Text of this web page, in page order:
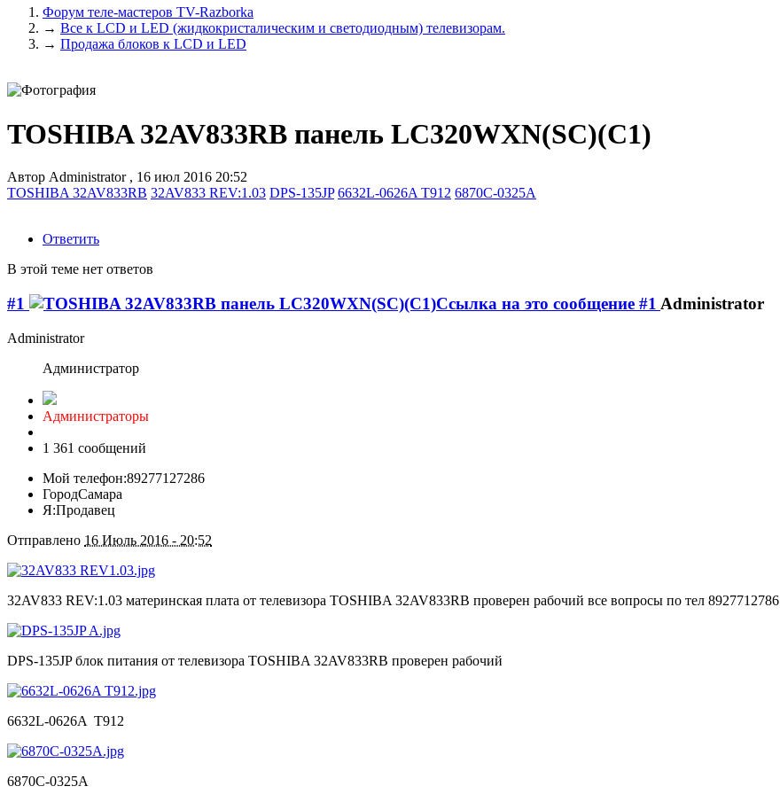
Форум теле-мастеров TV-Razborka
→ Все к LCD и LED (жидкокристалическим и светодиодным) телевизорам.
→ Продажа блоков к LCD и LED
TOSHIBA 32AV833RB панель LC320WXN(SC)(C1)
Автор Administrator , 16 июл 2016 20:52
TOSHIBA 32AV833RB 32AV833 REV:1.03 DPS-135JP 6632L-0626A T912 6870C-0325A
Ответить
В этой теме нет ответов
#1 Administrator
Administrator
Администратор
Администраторы
1 361 сообщений
Мой телефон:89277127286
ГородСамара
Я:Продавец
Отправлено 16 Июль 2016 - 20:52
32AV833 REV:1.03 материнская плата от телевизора TOSHIBA 32AV833RB проверен рабочий все вопросы по тел 8927712786
DPS-135JP блок питания от телевизора TOSHIBA 32AV833RB проверен рабочий
6632L-0626A T912
6870C-0325A